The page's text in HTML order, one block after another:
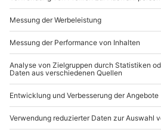
Artikelnummer: 60214
Andere Produkte entdecken